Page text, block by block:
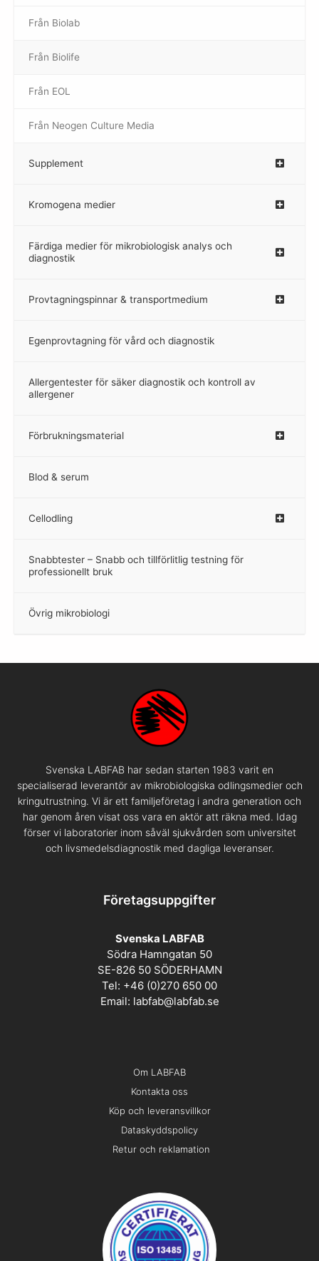
Från Biolab
–
Från Biolife
–
Från EOL
–
Från Neogen Culture Media
–
Supplement
–
Kromogena medier
–
Färdiga medier för mikrobiologisk analys och
diagnostik
Provtagningspinnar & transportmedium
–
Egenprovtagning för vård och diagnostik
–
Allergentester för säker diagnostik och kontroll av
allergener
–
Förbrukningsmaterial
Blod & serum
Cellodling
–
Snabbtester – Snabb och tillförlitlig testning för
professionellt bruk
–
Övrig mikrobiologi
–
Svenska LABFAB har sedan starten 1983 varit en
specialiserad leverantör av mikrobiologiska odlingsmedier och
kringutrustning. Vi är ett familjeföretag i andra generation och
har genom åren visat oss vara en aktör att räkna med. Idag
förser vi laboratorier inom såväl sjukvården som universitet
och livsmedelsdiagnostik med dagliga leveranser.
Företagsuppgifter
Svenska LABFAB
Södra Hamngatan 50
SE-826 50 SÖDERHAMN
Tel: +46 (0)270 650 00
Email: labfab@labfab.se
Om LABFAB
Kontakta oss
Köp och leveransvillkor
Dataskyddspolicy
Retur och reklamation